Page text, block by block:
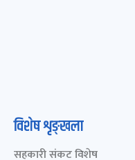
विशेष शृङ्खला
सहकारी संकट विशेष